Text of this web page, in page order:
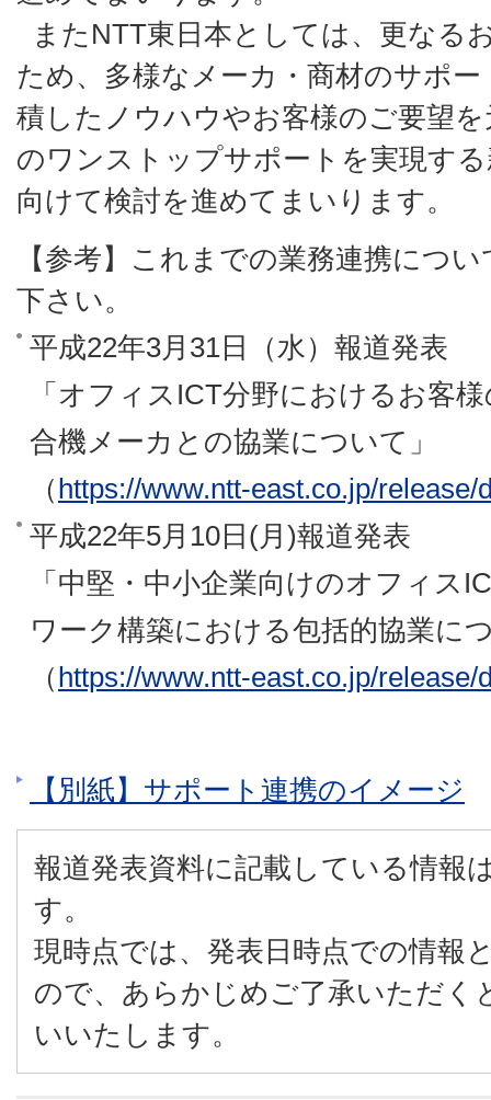
またNTT東日本としては、更なる
ため、多様なメーカ・商材のサポ
積したノウハウやお客様のご要望
のワンストップサポートを実現す
向けて検討を進めてまいります。
【参考】これまでの業務連携につ
下さい。
平成22年3月31日（水）報道発表
「オフィスICT分野におけるお客
合機メーカとの協業について」
（https://www.ntt-east.co.jp/release/
平成22年5月10日(月)報道発表
「中堅・中小企業向けのオフィス
ワーク構築における包括的協業に
（https://www.ntt-east.co.jp/release/
【別紙】サポート連携のイメージ
報道発表資料に記載している情報
す。
現時点では、発表日時点での情報
ので、あらかじめご了承いただく
いいたします。